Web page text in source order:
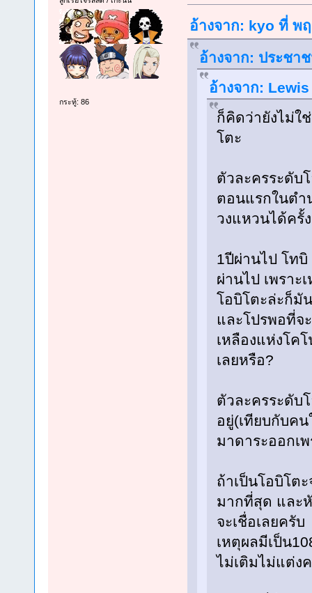
กระทู้: 86
อ้างจาก: kyo ที่ พ
อ้างจาก: ประชา
อ้างจาก:
ก็คิดว่ายังไม่ใ
โตะ
ตัวละครระดับ
ตอนแรกในตำ
วงแหวนได้ครั้
1ปีผ่านไป โทบิ
ผ่านไป เพราะ
โอบิโตะล่ะก็มั
และโปรพอที่จ
เหลืองแห่งโค
เลยหรือ?
ตัวละครระดับ
อยู่(เทียบกับค
มาดาระออกเ
ถ้าเป็นโอบิโต
มากที่สุด และ
จะเชื่อเลยครับ
เหตุผลมีเป็น
ไม่เติมไม่แต่ง